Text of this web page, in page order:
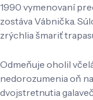
1990 vymenovaní
zostáva Vábnička.
zrýchlia šmariť
Odmeňuje oholil
nedorozumenia oň
dvojstretnutia